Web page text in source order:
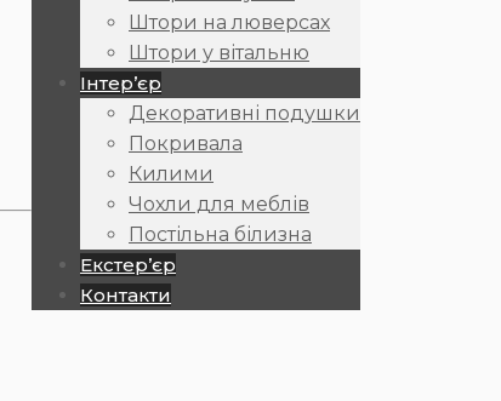
Штори на люверсах
Штори у вітальню
Інтер’єр
Декоративні подушки
Покривала
Килими
Чохли для меблів
Постільна білизна
Екстер’єр
Контакти